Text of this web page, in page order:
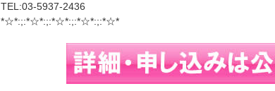
TEL:03-5937-2436
*☆*:;:*☆*:;:*☆*:;:*☆*:;:*☆*